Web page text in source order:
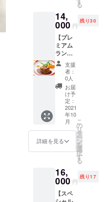
リ
キュー
ルを忍
ばせて
いま
す。 艶
やかな
チョコ
レート
と極め
の細か
いしっ
とりと
したメ
レンゲ
を絶妙
の加減
で混ぜ
合わせ
で焼き
上げた
妖艶な
カカオ
り6か月
間 ※送
料込み
お届け
予定
日：
2021年
10月初
旬 ～11
月下旬
いっぱ
いのお
礼の手
紙を添
えて送
らさせ
ていた
だきま
す。 地
元ヒト
ミワイ
ナリー
さんに
特別醸
造して
いてい
るオリ
ハウス
ワイン
です。
香り高
くフ
ていた
だきま
す。 ★
メ
ニュー
★ ・海
の幸の
サラダ
仕立て
野菜の
エス
プーマ
添え ・
きのこ
のスー
包み ・
お魚2種
ヒレ肉
のス
テーキ
フォア
クール
冷凍便
で発送
させて
いただ
きま
す。 発
送の準
備が整
いまし
たら、
お届け
日を
メール
でご案
内させ
ていた
のお返
しはで
きませ
ん。 ※
ぎんぎ
んのロ
ゴマー
クのウ
サギと
３０ｔ
ｈのラ
ベルの
ワイン
とワイ
ングラ
スとナ
イフ・
フォー
クが描
かれて
いま
French
Restau
rant
る
14,
000 円
残り30
【プレ
ミアム
ランチ
ペア御
食事券
とぎん
ぎん30
周年記
念オリ
ジナルT
シャ
ツ 特
典付
き】 メ
イン
ディッ
は、大
人気の
牛ヒレ
肉のス
支援
者：
0人
お届
け予
定：
2021
年10
月
詳細を見る
こ
の
リ
タ
ー
ン
を
選
択
す
る
16,
000 円
残り17
【スペ